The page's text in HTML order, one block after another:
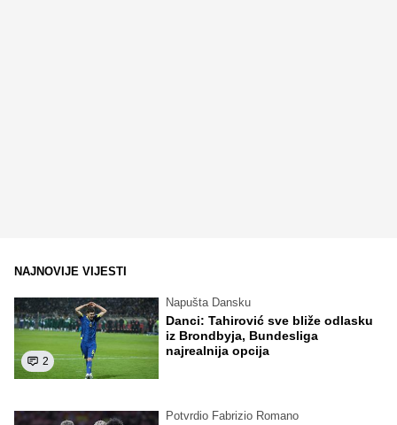
NAJNOVIJE VIJESTI
2
Napušta Dansku
Danci: Tahirović sve bliže odlasku
iz Brondbyja, Bundesliga
najrealnija opcija
Potvrdio Fabrizio Romano